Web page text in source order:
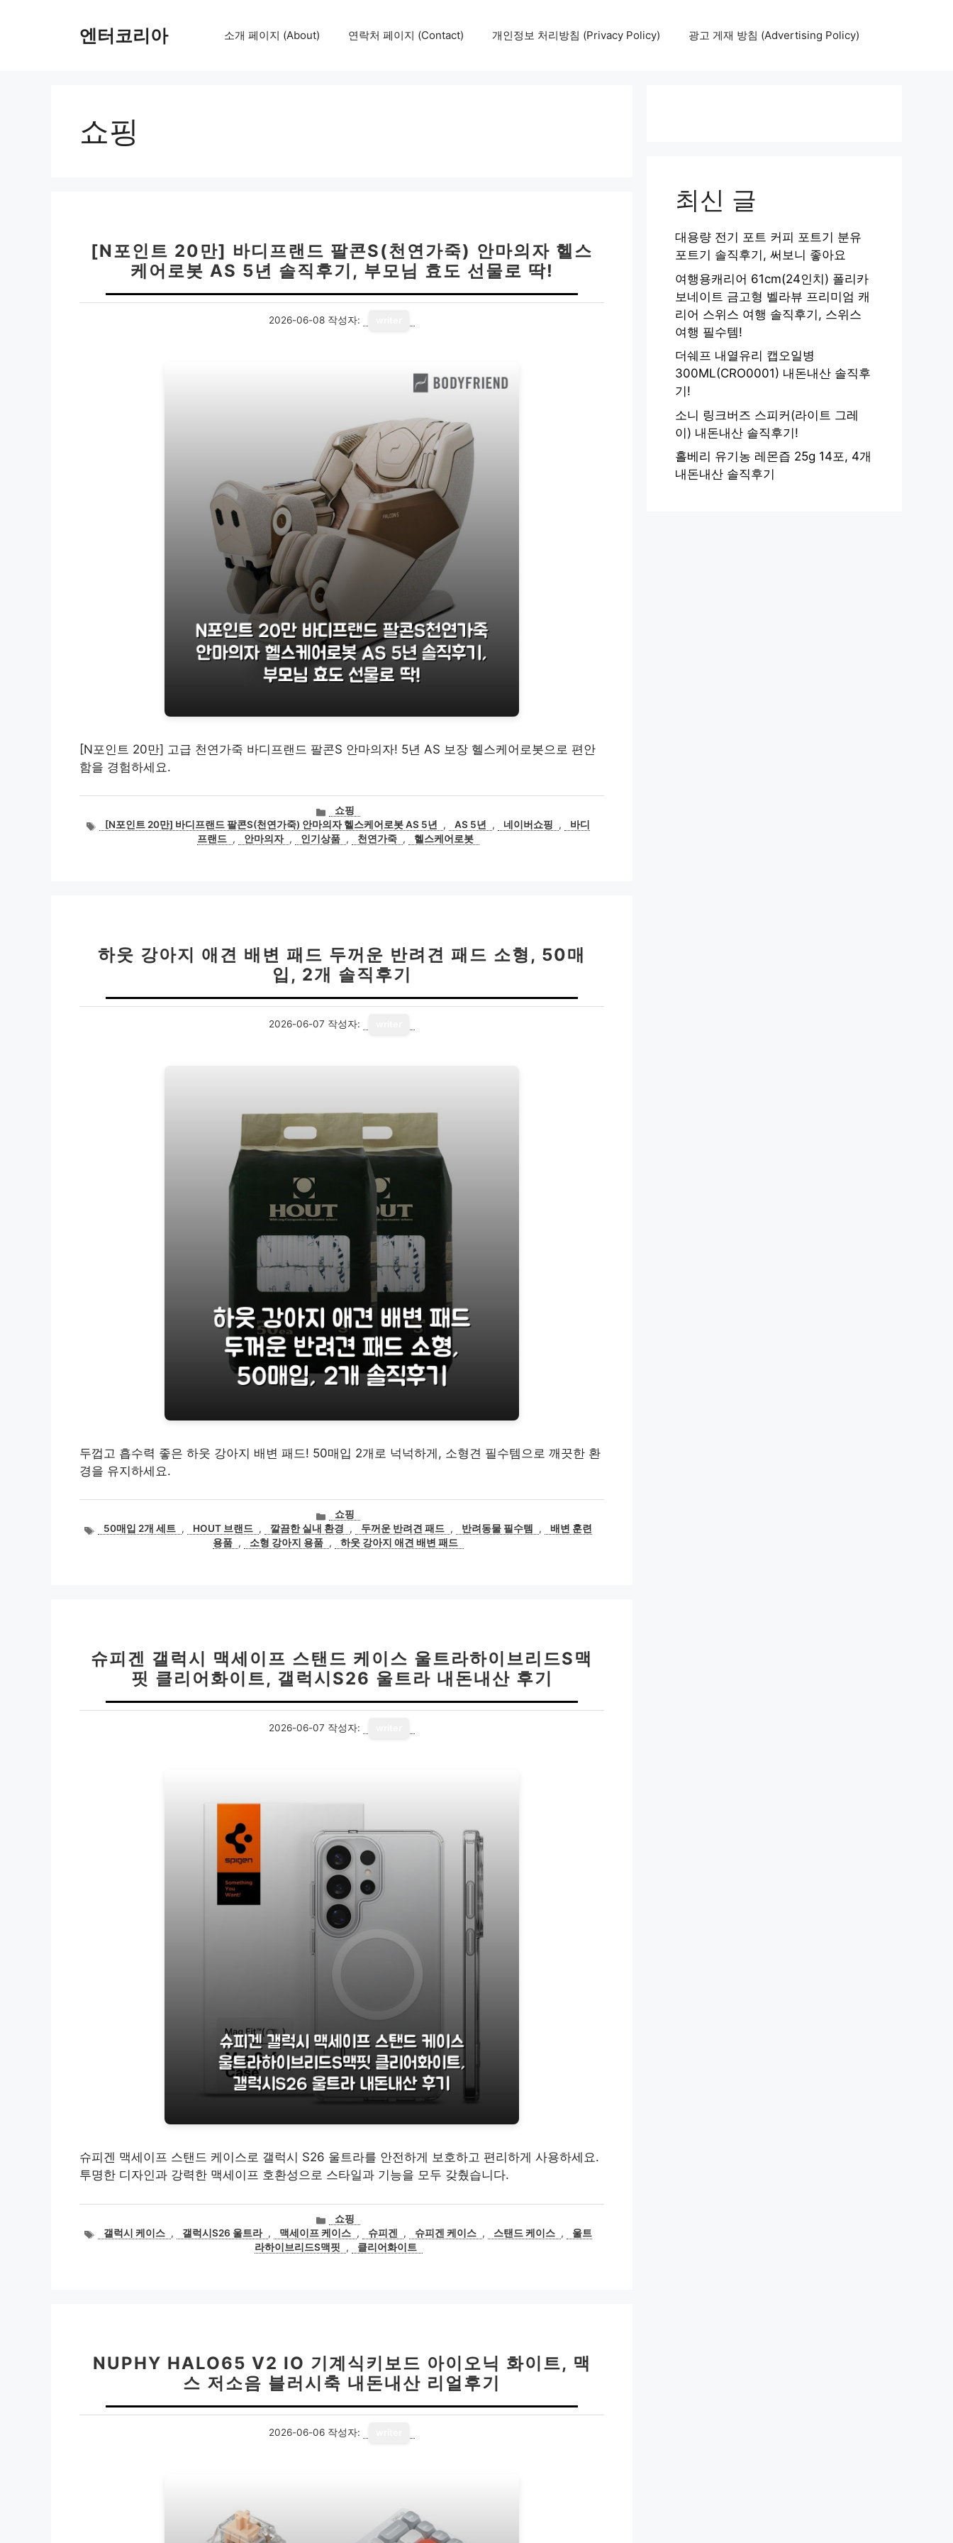
엔터코리아 소개 페이지 (About) 연락처 페이지 (Contact) 개인정보 처리방침 (Privacy Policy) 광고 게재 방침 (Advertising Policy)
쇼핑
[N포인트 20만] 바디프랜드 팔콘S(천연가죽) 안마의자 헬스
케어로봇 AS 5년 솔직후기, 부모님 효도 선물로 딱!
2026-06-08 작성자:
[N포인트 20만] 고급 천연가죽 바디프랜드 팔콘S 안마의자! 5년 AS 보장 헬스케어로봇으로 편안
함을 경험하세요.
카
테
고
쇼핑
태[N포인트 20만] 바디프랜드 팔콘S(천연가죽) 안마의자 헬스케어로봇 AS 5년 , AS 5년 , 네이버쇼핑 ,
바디
프랜드 , 안마의자 , 인기상품 , 천연가죽 , 헬스케어로봇
하웃 강아지 애견 배변 패드 두꺼운 반려견 패드 소형, 50매
입, 2개 솔직후기
2026-06-07 작성자:
두껍고 흡수력 좋은 하웃 강아지 배변 패드! 50매입 2개로 넉넉하게, 소형견 필수템으로 깨끗한 환
경을 유지하세요.
카
테
고
쇼핑
태50매입 2개 세트 , HOUT 브랜드 , 깔끔한 실내 환경 , 두꺼운 반려견 패드 , 반려동물 필수템 ,
배변 훈련
용품 , 소형 강아지 용품 , 하웃 강아지 애견 배변 패드
슈피겐 갤럭시 맥세이프 스탠드 케이스 울트라하이브리드S맥
핏 클리어화이트, 갤럭시S26 울트라 내돈내산 후기
2026-06-07 작성자:
슈피겐 맥세이프 스탠드 케이스로 갤럭시 S26 울트라를 안전하게 보호하고 편리하게 사용하세요.
투명한 디자인과 강력한 맥세이프 호환성으로 스타일과 기능을 모두 갖췄습니다.
카
테
고
쇼핑
태갤럭시 케이스 , 갤럭시S26 울트라 , 맥세이프 케이스 , 슈피겐 , 슈피겐 케이스 , 스탠드 케이스 ,
울트
라하이브리드S맥핏
, 클리어화이트
NUPHY HALO65 V2 IO 기계식키보드 아이오닉 화이트, 맥
스 저소음 블러시축 내돈내산 리얼후기
2026-06-06 작성자:
최신 글
대용량 전기 포트 커피 포트기 분유
포트기 솔직후기, 써보니 좋아요
여행용캐리어 61cm(24인치) 폴리카
보네이트 금고형 벨라뷰 프리미엄 캐
리어 스위스 여행 솔직후기, 스위스
여행 필수템!
더쉐프 내열유리 캡오일병
300ML(CRO0001) 내돈내산 솔직후
기!
소니 링크버즈 스피커(라이트 그레
이) 내돈내산 솔직후기!
홀베리 유기농 레몬즙 25g 14포, 4개
내돈내산 솔직후기